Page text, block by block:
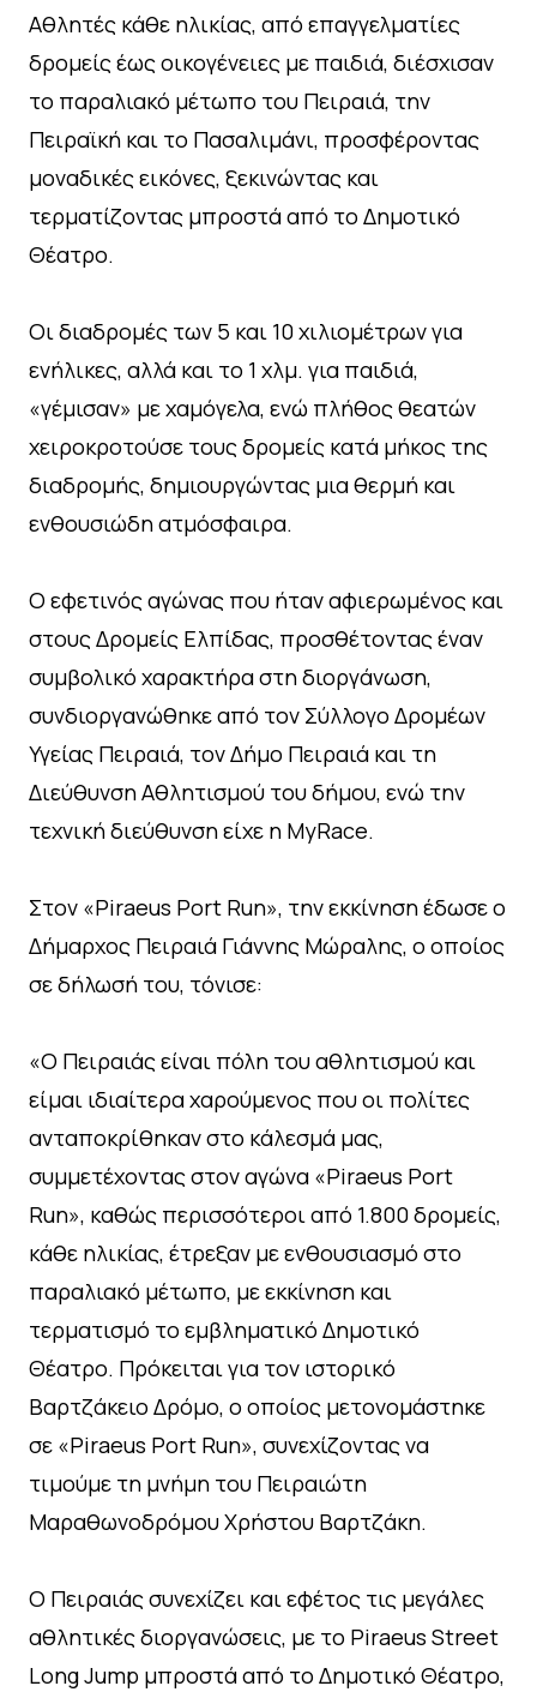
Αθλητές κάθε ηλικίας, από επαγγελματίες
δρομείς έως οικογένειες με παιδιά, διέσχισαν
το παραλιακό μέτωπο του Πειραιά, την
Πειραϊκή και το Πασαλιμάνι, προσφέροντας
μοναδικές εικόνες, ξεκινώντας και
τερματίζοντας μπροστά από το Δημοτικό
Θέατρο.
Οι διαδρομές των 5 και 10 χιλιομέτρων για
ενήλικες, αλλά και το 1 χλμ. για παιδιά,
«γέμισαν» με χαμόγελα, ενώ πλήθος θεατών
χειροκροτούσε τους δρομείς κατά μήκος της
διαδρομής, δημιουργώντας μια θερμή και
ενθουσιώδη ατμόσφαιρα.
Ο εφετινός αγώνας που ήταν αφιερωμένος και
στους Δρομείς Ελπίδας, προσθέτοντας έναν
συμβολικό χαρακτήρα στη διοργάνωση,
συνδιοργανώθηκε από τον Σύλλογο Δρομέων
Υγείας Πειραιά, τον Δήμο Πειραιά και τη
Διεύθυνση Αθλητισμού του δήμου, ενώ την
τεχνική διεύθυνση είχε η MyRace.
Στον «Piraeus Port Run», την εκκίνηση έδωσε ο
Δήμαρχος Πειραιά Γιάννης Μώραλης, ο οποίος
σε δήλωσή του, τόνισε:
«Ο Πειραιάς είναι πόλη του αθλητισμού και
είμαι ιδιαίτερα χαρούμενος που οι πολίτες
ανταποκρίθηκαν στο κάλεσμά μας,
συμμετέχοντας στον αγώνα «Piraeus Port
Run», καθώς περισσότεροι από 1.800 δρομείς,
κάθε ηλικίας, έτρεξαν με ενθουσιασμό στο
παραλιακό μέτωπο, με εκκίνηση και
τερματισμό το εμβληματικό Δημοτικό
Θέατρο. Πρόκειται για τον ιστορικό
Βαρτζάκειο Δρόμο, ο οποίος μετονομάστηκε
σε «Piraeus Port Run», συνεχίζοντας να
τιμούμε τη μνήμη του Πειραιώτη
Μαραθωνοδρόμου Χρήστου Βαρτζάκη.
Ο Πειραιάς συνεχίζει και εφέτος τις μεγάλες
αθλητικές διοργανώσεις, με το Piraeus Street
Long Jump μπροστά από το Δημοτικό Θέατρο,